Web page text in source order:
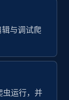
and
册使用
与调试爬
虫运行，并